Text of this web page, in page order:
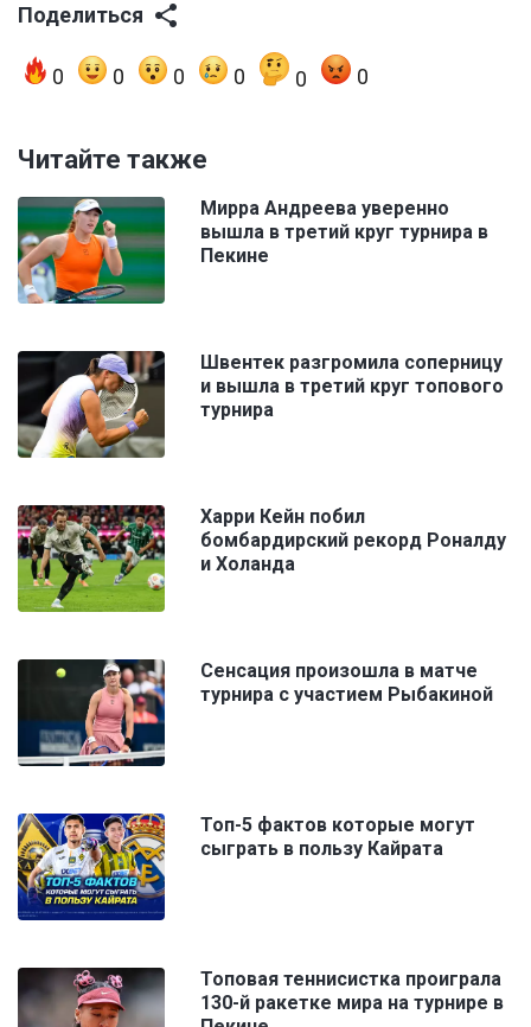
Поделиться
0 0 0 0 0 0
Читайте также
Мирра Андреева уверенно
вышла в третий круг турнира в
Пекине
Швентек разгромила соперницу
и вышла в третий круг топового
турнира
Харри Кейн побил
бомбардирский рекорд Роналду
и Холанда
Сенсация произошла в матче
турнира с участием Рыбакиной
Топ-5 фактов которые могут
сыграть в пользу Кайрата
Топовая теннисистка проиграла
130-й ракетке мира на турнире в